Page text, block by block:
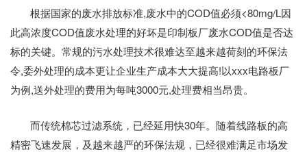
根据国家的废水排放标准,废水中的COD值必须<80mg/L因
此高浓度COD值废水处理的好坏是印制板厂废水COD值是否达
标的关键。常规的污水处理技术很难达至越来越荷刻的环保法
令,委外处理的成本更让企业生产成本大大提高!以xxx电路板厂
为例,送外处理的费用为每吨3000元,处理费相当昂贵。
而传统棉芯过滤系统，已经延用快30年。随着线路板的高
精密飞速发展，及越来越严的环保法规，已经很难满足市场发